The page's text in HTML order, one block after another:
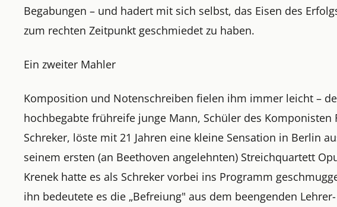
Begabungen – und hadert mit sich selbst, das Eisen des
zum rechten Zeitpunkt geschmiedet zu haben.
Ein zweiter Mahler
Komposition und Notenschreiben fielen ihm immer leicht –
hochbegabte frühreife junge Mann, Schüler des Komponisten
Schreker, löste mit 21 Jahren eine kleine Sensation in Berlin
seinem ersten (an Beethoven angelehnten) Streichquartett
Krenek hatte es als Schreker vorbei ins Programm
ihn bedeutete es die „Befreiung" aus dem beengenden Lehrer-